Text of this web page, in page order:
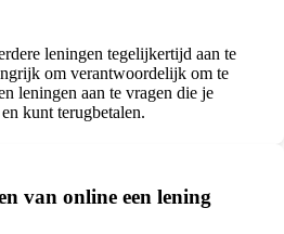
leningen tegelijkertijd aan te
om verantwoordelijk om te
leningen aan te vragen die je
kunt terugbetalen.
van online een lening